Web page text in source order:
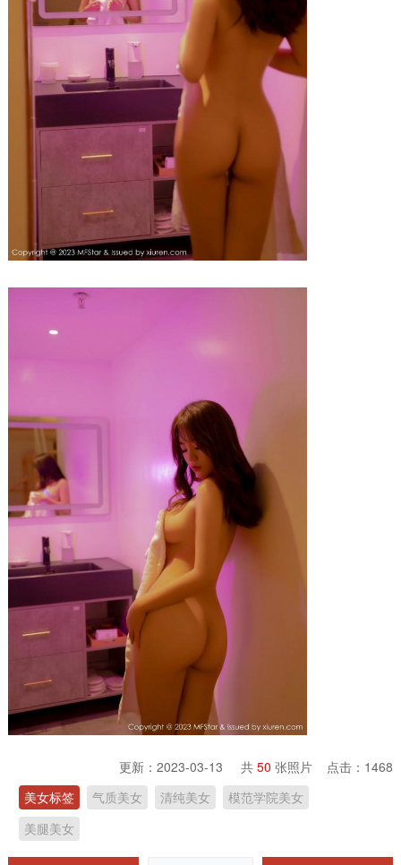
更新：2023-03-13 共50 张照片 点击： 1468
美女标签
气质美女 清纯美女
模范学院美女
美腿美女